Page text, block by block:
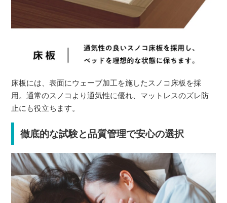
床板には、表面にウェーブ加工を施したスノコ床板を採
用。通常のスノコより通気性に優れ、マットレスのズレ防
止にも役立ちます。
徹底的な試験と品質管理で安心の選択